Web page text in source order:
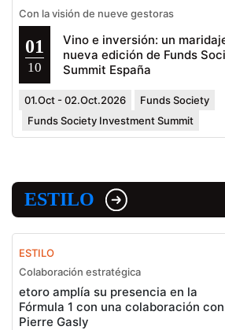
Con la visión de nueve gestoras
01
10
Vino e inversión: un
nueva edición de Funds
Summit España
01.Oct - 02.Oct.2026
Funds Society
Funds Society Investment Summit
ESTILO
ESTILO
Colaboración estratégica
etoro amplía su presencia en la
Fórmula 1 con una colaboración con
Pierre Gasly